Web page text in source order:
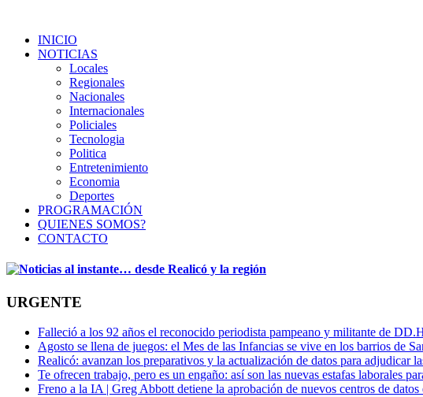
INICIO
NOTICIAS
Locales
Regionales
Nacionales
Internacionales
Policiales
Tecnologia
Politica
Entretenimiento
Economia
Deportes
PROGRAMACIÓN
QUIENES SOMOS?
CONTACTO
URGENTE
Falleció a los 92 años el reconocido periodista pampeano y militante de
Agosto se llena de juegos: el Mes de las Infancias se vive en los barrios de
Realicó: avanzan los preparativos y la actualización de datos para adjudicar
Te ofrecen trabajo, pero es un engaño: así son las nuevas estafas laborales
Freno a la IA | Greg Abbott detiene la aprobación de nuevos centros de